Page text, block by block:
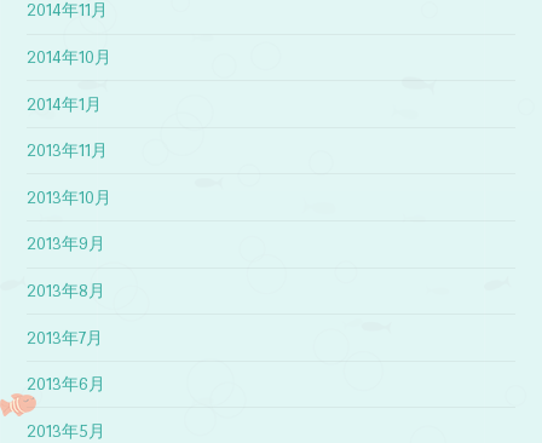
2014年11月
2014年10月
2014年1月
2013年11月
2013年10月
2013年9月
2013年8月
2013年7月
2013年6月
2013年5月